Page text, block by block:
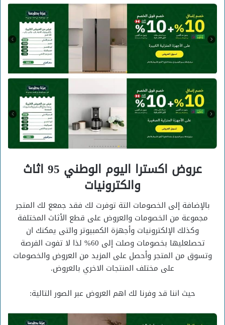
عروض اكسترا اليوم الوطني 95 اثاث
والكترونيات
بالإضافة إلى الخصومات التة توفرت لك فقد جمعع لك المتجر
مجموعة من الخصومات والعروض على قطع الأثاث المختلفة
وكذلك الإلكترونيات وأجهزة الكمبيوتر والتى يمكنك ان
تحصلعليها بخصومات وصلت إلى 60% لذا لا تفوت الفرصة
وتسوق من المتجر وأحصل على المزيد من العروض والخصومات
على مختلف المنتجات الاخري بالعروض.
حيث اننا قد وفرنا لك اهم العروض عبر الصور التالية: